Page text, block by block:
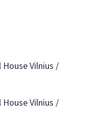
Vilnius /
Vilnius /